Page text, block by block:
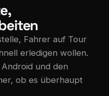
Fahrer auf Tour
erledigen wollen.
und den
ob es überhaupt